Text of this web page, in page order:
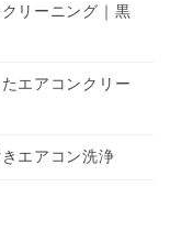
リーニング｜黒
エアコンクリー
エアコン洗浄